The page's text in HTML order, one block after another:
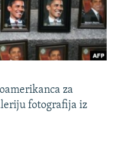
za
fotografija iz